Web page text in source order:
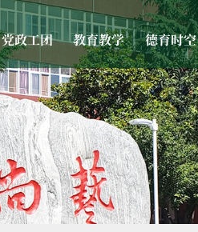
党政工团 教育教学 德育时空